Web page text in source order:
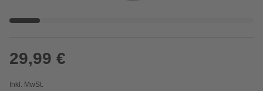
29,99 €
Inkl. MwSt.